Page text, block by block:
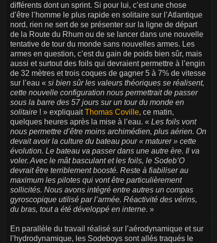
différents dont un sprint. Si pour lui, c’est une chose
d’être l’homme le plus rapide en solitaire sur l’Atlantique
nord, rien ne sert de se présenter sur la ligne de départ
de la Route du Rhum ou de se lancer dans une nouvelle
tentative de tour du monde sans nouvelles armes. Les
armes en question, c’est du gain de poids bien sûr, mais
aussi et surtout des foils qui devraient permettre à l’engin
de 32 mètres et trois coques de gagner 5 à 7% de vitesse
sur l’eau « si bien sûr les valeurs théoriques se réalisent,
cette nouvelle configuration nous permettrait de passer
sous la barre des 57 jours sur un tour du monde en
solitaire ! » expliquaitThomas Coville, ce matin,
quelques heures après la mise à l’eau. « Les foils vont
nous permettre d’être moins archimédien, plus aérien. On
devait avoir la culture du bateau pour « maturer » cette
évolution. Le bateau va passer dans une autre ère. Il va
voler. Avec le mât basculant et les foils, le Sodeb’O
devrait être terriblement boosté. Reste à fiabiliser au
maximum les pilotes qui vont être particulièrement
sollicités. Nous avons intégré entre autres un compas
gyroscopique utilisé par l’armée. Réactivité des vérins,
du bras, tout a été développé en interne. »
En parallèle du travail réalisé sur l’aérodynamique et sur
l’hydrodynamique, les Sodeboys sont allés traqués le